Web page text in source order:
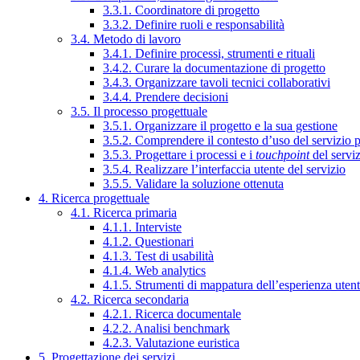
3.3.1. Coordinatore di progetto
3.3.2. Definire ruoli e responsabilità
3.4. Metodo di lavoro
3.4.1. Definire processi, strumenti e rituali
3.4.2. Curare la documentazione di progetto
3.4.3. Organizzare tavoli tecnici collaborativi
3.4.4. Prendere decisioni
3.5. Il processo progettuale
3.5.1. Organizzare il progetto e la sua gestione
3.5.2. Comprendere il contesto d’uso del servizio
3.5.3. Progettare i processi e i touchpointdel
3.5.4. Realizzare l’interfaccia utente del servizio
3.5.5. Validare la soluzione ottenuta
4. Ricerca progettuale
4.1. Ricerca primaria
4.1.1. Interviste
4.1.2. Questionari
4.1.3. Test di usabilità
4.1.4. Web analytics
4.1.5. Strumenti di mappatura dell’esperienza
4.2. Ricerca secondaria
4.2.1. Ricerca documentale
4.2.2. Analisi benchmark
4.2.3. Valutazione euristica
5. Progettazione dei servizi